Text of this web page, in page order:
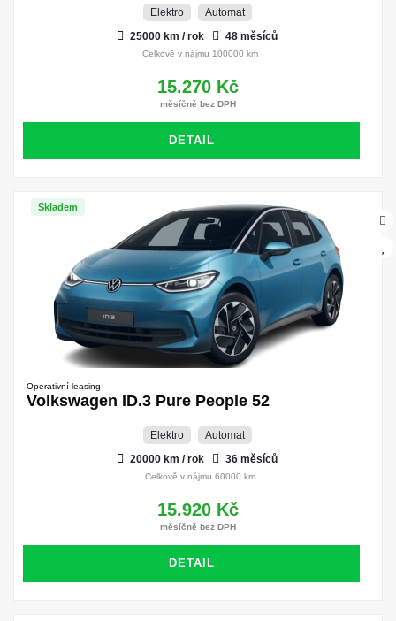
Elektro
Automat
25000 km / rok
48 měsíců
Celkově v nájmu 100000 km
15.270 Kč
měsíčně bez DPH
DETAIL
Skladem
Operativní leasing
Volkswagen ID.3 Pure People 52
Elektro
Automat
20000 km / rok
36 měsíců
Celkově v nájmu 60000 km
15.920 Kč
měsíčně bez DPH
DETAIL